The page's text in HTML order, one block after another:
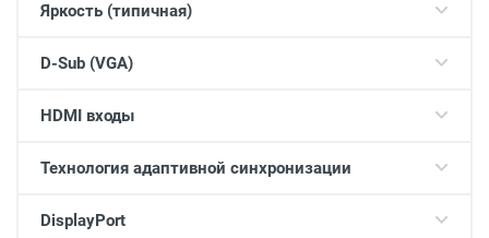
Яркость (типичная)
D-Sub (VGA)
HDMI входы
Технология адаптивной синхронизации
DisplayPort